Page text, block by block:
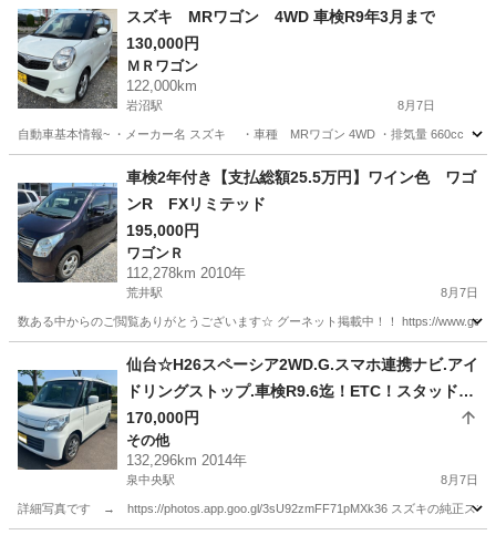
スズキ MRワゴン 4WD 車検R9年3月まで
130,000円
ＭＲワゴン
122,000km
岩沼駅 8月7日
自動車基本情報~ ・メーカー名 スズキ ・車種 MRワゴン 4WD ・排気量 660cc ・年
岩沼駅 ＭＲワゴン
車検2年付き【支払総額25.5万円】ワイン色 ワゴ
ンR FXリミテッド
195,000円
ワゴンＲ
112,278km 2010年
荒井駅 8月7日
数ある中からのご閲覧ありがとうございます☆ グーネット掲載中！！ https://
荒井駅 ワゴンＲ
仙台☆H26スペーシア2WD.G.スマホ連携ナビ.アイ
ドリングストップ.車検R9.6迄！ETC！スタッドレ
スタイヤ付き！
170,000円
その他
132,296km 2014年
泉中央駅 8月7日
詳細写真です → https://photos.app.goo.gl/3sU92zmFF71pMXk36 スズキの純正スマ